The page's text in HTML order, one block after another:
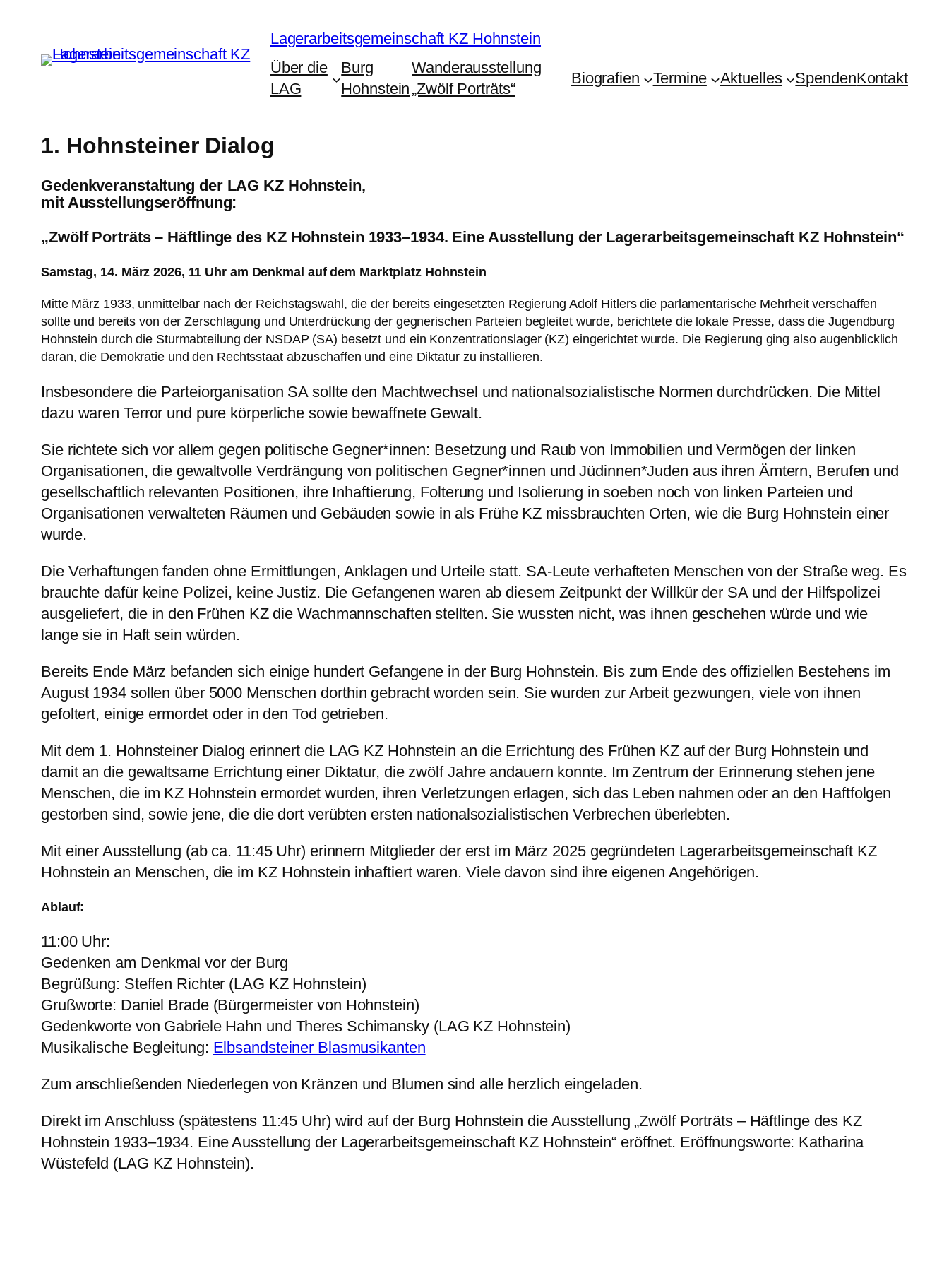
springen
Lagerarbeitsgemeinschaft KZ Hohnstein
Über die
LAG
Burg
Hohnstein
Wanderausstellung
„Zwölf Porträts“
Biografien Termine Aktuelles SpendenKontakt
1. Hohnsteiner Dialog
Gedenkveranstaltung der LAG KZ Hohnstein,
mit Ausstellungseröffnung:
„Zwölf Porträts – Häftlinge des KZ Hohnstein 1933–1934. Eine Ausstellung der Lagerarbeitsgemeinschaft KZ Hohnstein“
Samstag, 14. März 2026, 11 Uhr am Denkmal auf dem Marktplatz Hohnstein
Mitte März 1933, unmittelbar nach der Reichstagswahl, die der bereits eingesetzten Regierung Adolf Hitlers die parlamentarische Mehrheit verschaffen
sollte und bereits von der Zerschlagung und Unterdrückung der gegnerischen Parteien begleitet wurde, berichtete die lokale Presse, dass die Jugendburg
Hohnstein durch die Sturmabteilung der NSDAP (SA) besetzt und ein Konzentrationslager (KZ) eingerichtet wurde. Die Regierung ging also augenblicklich
daran, die Demokratie und den Rechtsstaat abzuschaffen und eine Diktatur zu installieren.
Insbesondere die Parteiorganisation SA sollte den Machtwechsel und nationalsozialistische Normen durchdrücken. Die Mittel
dazu waren Terror und pure körperliche sowie bewaffnete Gewalt.
Sie richtete sich vor allem gegen politische Gegner*innen: Besetzung und Raub von Immobilien und Vermögen der linken
Organisationen, die gewaltvolle Verdrängung von politischen Gegner*innen und Jüdinnen*Juden aus ihren Ämtern, Berufen und
gesellschaftlich relevanten Positionen, ihre Inhaftierung, Folterung und Isolierung in soeben noch von linken Parteien und
Organisationen verwalteten Räumen und Gebäuden sowie in als Frühe KZ missbrauchten Orten, wie die Burg Hohnstein einer
wurde.
Die Verhaftungen fanden ohne Ermittlungen, Anklagen und Urteile statt. SA-Leute verhafteten Menschen von der Straße weg. Es
brauchte dafür keine Polizei, keine Justiz. Die Gefangenen waren ab diesem Zeitpunkt der Willkür der SA und der Hilfspolizei
ausgeliefert, die in den Frühen KZ die Wachmannschaften stellten. Sie wussten nicht, was ihnen geschehen würde und wie
lange sie in Haft sein würden.
Bereits Ende März befanden sich einige hundert Gefangene in der Burg Hohnstein. Bis zum Ende des offiziellen Bestehens im
August 1934 sollen über 5000 Menschen dorthin gebracht worden sein. Sie wurden zur Arbeit gezwungen, viele von ihnen
gefoltert, einige ermordet oder in den Tod getrieben.
Mit dem 1. Hohnsteiner Dialog erinnert die LAG KZ Hohnstein an die Errichtung des Frühen KZ auf der Burg Hohnstein und
damit an die gewaltsame Errichtung einer Diktatur, die zwölf Jahre andauern konnte. Im Zentrum der Erinnerung stehen jene
Menschen, die im KZ Hohnstein ermordet wurden, ihren Verletzungen erlagen, sich das Leben nahmen oder an den Haftfolgen
gestorben sind, sowie jene, die die dort verübten ersten nationalsozialistischen Verbrechen überlebten.
Mit einer Ausstellung (ab ca. 11:45 Uhr) erinnern Mitglieder der erst im März 2025 gegründeten Lagerarbeitsgemeinschaft KZ
Hohnstein an Menschen, die im KZ Hohnstein inhaftiert waren. Viele davon sind ihre eigenen Angehörigen.
Ablauf:
11:00 Uhr:
Gedenken am Denkmal vor der Burg
Begrüßung: Steffen Richter (LAG KZ Hohnstein)
Grußworte: Daniel Brade (Bürgermeister von Hohnstein)
Gedenkworte von Gabriele Hahn und Theres Schimansky (LAG KZ Hohnstein)
Musikalische Begleitung: Elbsandsteiner Blasmusikanten
Zum anschließenden Niederlegen von Kränzen und Blumen sind alle herzlich eingeladen.
Direkt im Anschluss (spätestens 11:45 Uhr) wird auf der Burg Hohnstein die Ausstellung „Zwölf Porträts – Häftlinge des KZ
Hohnstein 1933–1934. Eine Ausstellung der Lagerarbeitsgemeinschaft KZ Hohnstein“ eröffnet. Eröffnungsworte: Katharina
Wüstefeld (LAG KZ Hohnstein).